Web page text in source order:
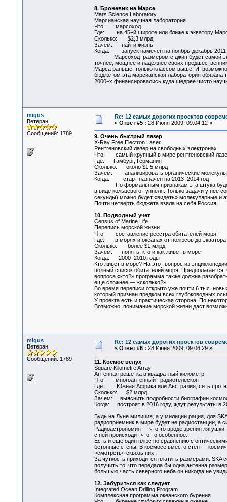
8. Броневик на Марсе
Mars Science Laboratory
Марсианская научная лаборатория
Что: марсоход
Где: на 45−й широте или ближе к экватору
Сколько: $2,3 млрд
Зачем: найти жизнь
Когда: запуск намечен на ноябрь-декабрь
Марсоход размером с джип будет самой
точнее, мощнее и надежнее своих
Марса раньше, только классом выше. И,
бюджетом эта марсианская лаборатория
2000−х финансировались куда щедрее чисто
migus
Ветеран
Сообщений: 1789
Re: 12 самых дорогих проектов
« Ответ #5 : 28 Июня 2009, 09:04:12 »
9. Очень быстрый лазер
X-Ray Free Electron Laser
Рентгеновский лазер на свободных электронах
Что: самый крупный в мире рентгеновский
Где: Гамбург, Германия
Сколько: около $1,5 млрд
Зачем: анализировать органические молекулы
Когда: старт назначен на 2013–2014 год
По формальным признакам эта штука будет
в виде кольцевого туннеля. Только задачи у
секунды) можно будет «видеть» молекулярные и
Почти четверть бюджета взяла на себя Россия.
10. Подводный учет
Census of Marine Life
Перепись морской жизни
Что: составление реестра обитателей моря
Где: в морях и океанах от полюсов до экватора
Сколько: более $1 млрд
Зачем: понять, кто и как живет в море
Когда: 2000–2010 годы
Кто живет в море? На этот вопрос из
полный список обитателей моря.
вопроса «кто?» программа также должна
еще сложнее — «сколько?»
Во время переписи открыто уже почти 6 тыс.
который признан предком всех глубоководных
У проекта есть и практическая сторона. По
Возможно, понимание морской жизни даст
migus
Ветеран
Сообщений: 1789
Re: 12 самых дорогих проектов
« Ответ #6 : 28 Июня 2009, 09:06:29 »
11. Космос вслух
Square Kilometre Array
Антенная решетка в квадратный километр
Что: многоантенный радиотелескоп
Где: Южная Африка или Австралия, сеть
Сколько: $2 млрд
Зачем: выяснить подробности биографии
Когда: построят в 2016 году, ждут результаты в
Будь на Луне милиция, а у милиции рация, для
радиоприемник в мире будет не радиостанции, а
Радиоастрономия — что-то вроде зрения
с ней происходит что-то особенное.
Есть и еще один плюс по сравнению с
бетонные стены. В космосе вместо стен —
«смотреть» сквозь них.
За чуткость приходится платить размерами.
получить то, что передала бы одна антенна
большую часть северного неба он никогда не
12. Забуриться как следует
Integrated Ocean Drilling Program
Комплексная программа океанского бурения